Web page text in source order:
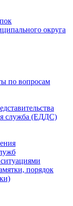
округа
по вопросам
служба (ЕДДС)
порядок